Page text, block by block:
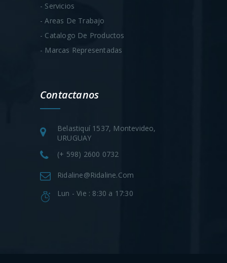
- Servicios
- Areas De Trabajo
- Catalogo De Productos
- Marcas Representadas
Contactanos
Belastiquí 1537, Montevideo,
URUGUAY
(+ 598) 2600 0732
Ridaline@ridaline.com
Lun - Vie : 8:30 a 17:30